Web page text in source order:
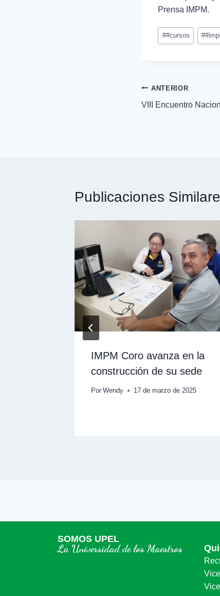
Prensa IMPM.
##cursos #
ANTERIOR
VIII Encuentro
Publicaciones
IMPM Coro avanza en la
construcción de su sede
Por Wendy 17 de marzo de 2025
SOMOS UPEL
La Universidad de los Maestros